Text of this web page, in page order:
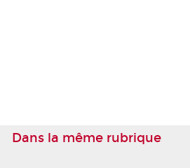
Dans la même rubrique